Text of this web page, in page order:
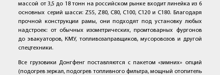
массой от 3,5 до 18 тонн на российском рынке входит линейка из 6
основных серий шасси: Z55, Z80, C80, C100, C120 и C180. Благодаря
прочной конструкции рамы, они подходят под установку любых
надстроек: от обычных изометрических, промтоварных фургонов
до эвакуаторов, КМУ, топливозаправщиков, мусоровозов и другой
спецтехники.
Все грузовики Донгфенг поставляются с пакетом «зимних» опций
(подогрев зеркал, подогрев топливного фильтра, мощный отопитель